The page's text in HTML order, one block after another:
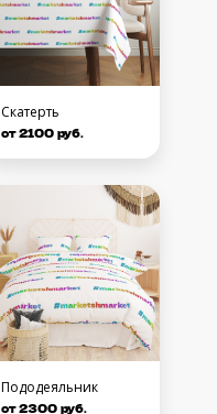
Скатерть
от 2100 руб.
Пододеяльник
от 2300 руб.